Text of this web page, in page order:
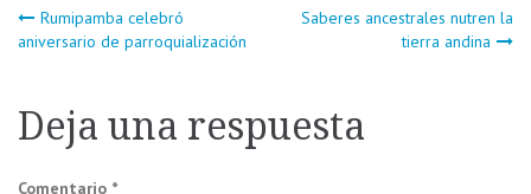
Navegación
entradas
Rumipamba celebró
aniversario de parroquialización
Saberes ancestrales nutren la
tierra andina
Deja una respuesta
Comentario *